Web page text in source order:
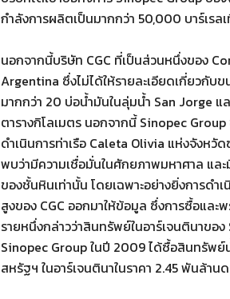
กำลังการผลิตเป็นมากกว่า 50,000 บาร์เรล
นอกจากนี้บริษัท CGC ที่เป็นส่วนหนึ่งของ
Argentina ซึ่งไม่ได้ให้รายละเอียดเกี่ยวกับ
มากกว่า 20 บ่อน้ำมันในลุ่มน้ำ San Jorge
ตารางกิโลเมตร นอกจากนี้ Sinopec
ดำเนินการท่าเรือ Caleta Olivia แห่งจังหวั
พบว่ามีความเชื่อมั่นในศักยภาพมหาศาล แล
ของชั้นหินเท่านั้น โดยเฉพาะอย่างยิ่งการด
สูงของ CGC ออกมาให้ข้อมูล ซึ่งการซื้อแล
รายหนึ่งกล่าวว่าสินทรัพย์ในอาร์เจนตินาข
Sinopec Group ในปี 2009 ได้ซื้อสินทรัพ
สหรัฐฯ ในอาร์เจนตินาในราคา 2.45 พันล้าน